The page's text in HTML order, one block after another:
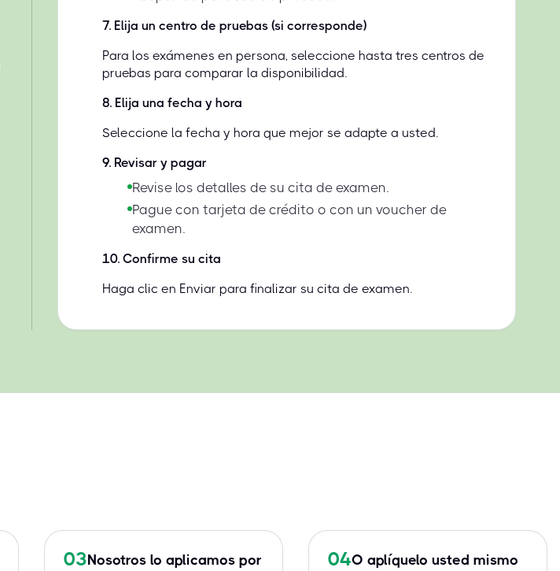
7. Elija un centro de pruebas (si corresponde)
Para los exámenes en persona, seleccione hasta tres centros de
pruebas para comparar la disponibilidad.
8. Elija una fecha y hora
Seleccione la fecha y hora que mejor se adapte a usted.
9. Revisar y pagar
Revise los detalles de su cita de examen.
Pague con tarjeta de crédito o con un voucher de
examen.
10. Confirme su cita
Haga clic en Enviar para finalizar su cita de examen.
03 Nosotros lo aplicamos por
04O aplíquelo usted mismo